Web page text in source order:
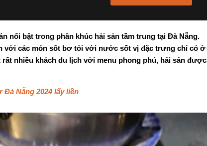
nổi bật trong phân khúc hải sản tầm trung tại Đà Nẵng.
với các món sốt bơ tỏi với nước sốt vị đặc trưng chỉ có ở
rất nhiều khách du lịch với menu phong phú, hải sản được
Đà Nẵng 2024 lấy liền